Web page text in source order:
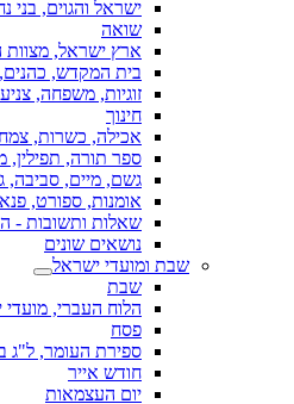
ישראל והגוים, בני
שואה
ארץ ישראל, מצוות
בית המקדש, כהנים,
זוגיות, משפחה,
חינוך
אכילה, כשרות,
ספר תורה, תפילין,
גשם, מיים, סביבה,
אומנות, ספורט,
שאלות ותשובות -
נושאים שונים
שבת ומועדי ישראל
שבת
הלוח העברי,
פסח
ספירת העומר, ל"ג
חודש אייר
יום העצמאות